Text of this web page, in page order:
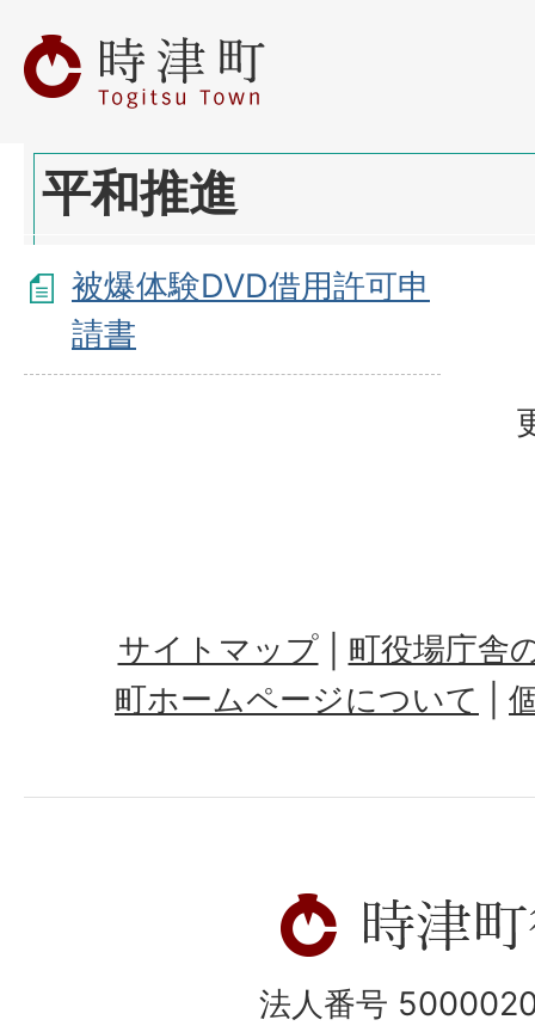
平和推進
被爆体験DVD借用許可申
請書
サイトマップ
町役場庁舎
町ホームページについて
法人番号